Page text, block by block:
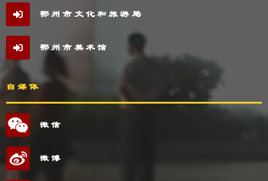
鄂州市文化和旅游局
鄂州市美术馆
自媒体
微信
微博